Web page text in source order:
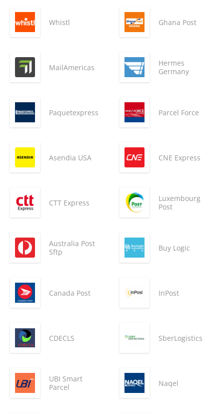
Whistl Ghana Post
MailAmericas
Hermes
Germany
Paquetexpress Parcel Force
Asendia USA CNE Express
CTT Express
Luxembourg
Post
Australia Post
Sftp
Buy Logic
Canada Post InPost
CDECLS SberLogistics
UBI Smart
Parcel
Naqel